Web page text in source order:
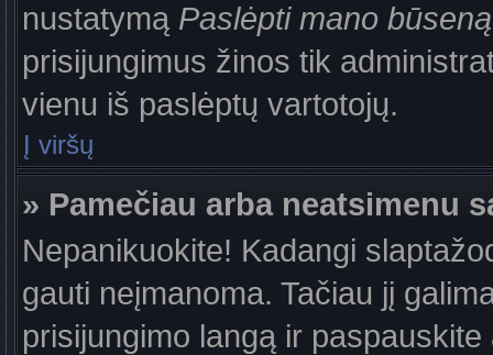
nustatymą Paslėpti mano būseną
prisijungimus žinos tik
vienu iš paslėptų vartotojų.
Į viršų
» Pamečiau arba neatsimenu
Nepanikuokite! Kadangi
gauti neįmanoma. Tačiau jį
prisijungimo langą ir